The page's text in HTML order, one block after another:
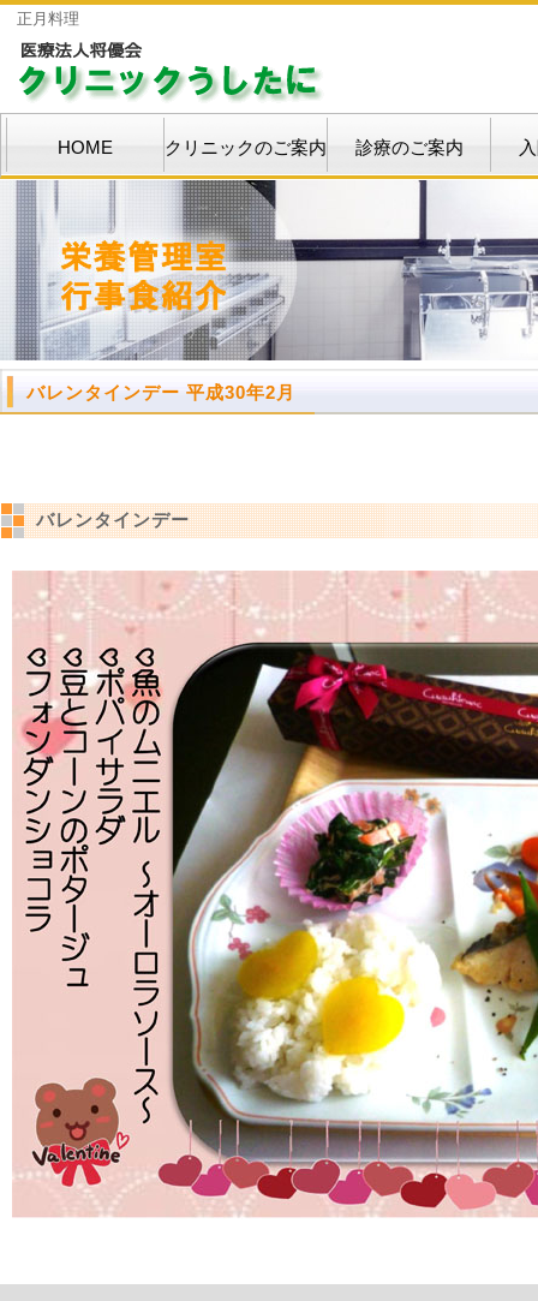
正月料理
HOME クリニックのご案内 診療のご案内
バレンタインデー 平成30年2月
バレンタインデー